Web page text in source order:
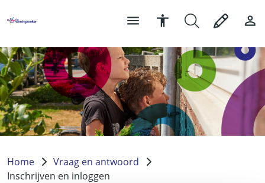
Home
Vraag en antwoord
Inschrijven en inloggen